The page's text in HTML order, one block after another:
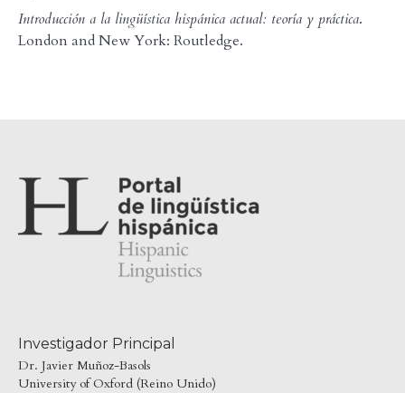
Introducción a la lingüística hispánica actual: teoría y práctica.
London and New York: Routledge.
Investigador Principal
Dr. Javier Muñoz-Basols
University of Oxford (Reino Unido)